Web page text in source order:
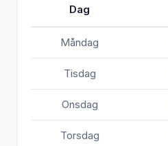
Dag
Måndag
Tisdag
Onsdag
Torsdag